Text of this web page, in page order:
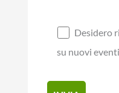
Desidero
su nuovi